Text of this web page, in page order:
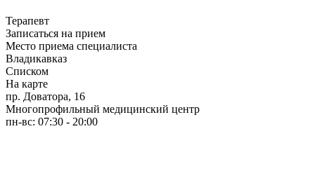
Терапевт
Записаться на прием
Место приема специалиста
Владикавказ
Списком
На карте
пр. Доватора, 16
Многопрофильный медицинский центр
пн-вс: 07:30 - 20:00